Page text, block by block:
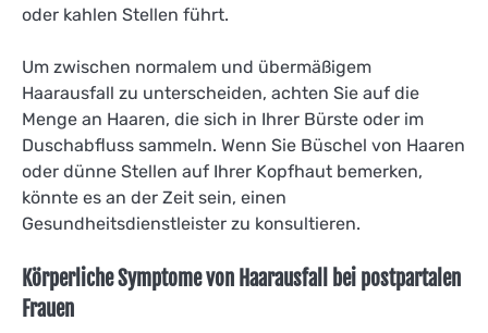
oder kahlen Stellen führt.
Um zwischen normalem und übermäßigem
Haarausfall zu unterscheiden, achten Sie auf die
Menge an Haaren, die sich in Ihrer Bürste oder im
Duschabfluss sammeln. Wenn Sie Büschel von Haaren
oder dünne Stellen auf Ihrer Kopfhaut bemerken,
könnte es an der Zeit sein, einen
Gesundheitsdienstleister zu konsultieren.
Körperliche Symptome von Haarausfall bei postpartalen
Frauen